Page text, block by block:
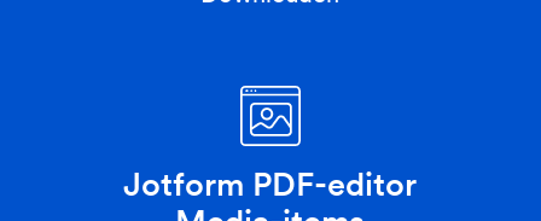
Jotform PDF-editor